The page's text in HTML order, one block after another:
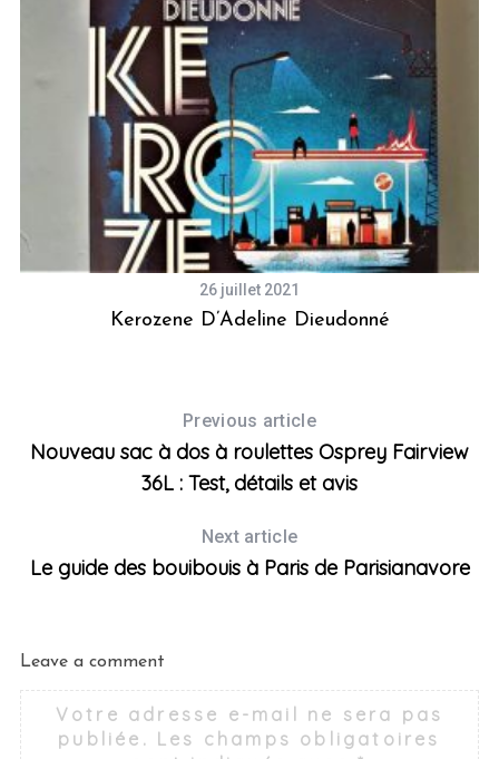
26 juillet 2021
Kerozene D’Adeline Dieudonné
Previous article
Nouveau sac à dos à roulettes Osprey Fairview
36L : Test, détails et avis
Next article
Le guide des bouibouis à Paris de Parisianavore
Leave a comment
Votre adresse e-mail ne sera pas
publiée. Les champs obligatoires